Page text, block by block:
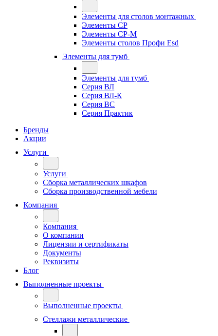
Элементы для столов монтажных
Элементы СР
Элементы СР-М
Элементы столов Профи Esd
Элементы для тумб
Элементы для тумб
Серия ВЛ
Серия ВЛ-К
Серия ВС
Серия Практик
Бренды
Акции
Услуги
Услуги
Сборка металлических шкафов
Сборка производственной мебели
Компания
Компания
О компании
Лицензии и сертификаты
Документы
Реквизиты
Блог
Выполненные проекты
Выполненные проекты
Стеллажи металлические